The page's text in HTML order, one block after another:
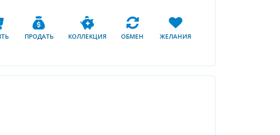
ПРОДАТЬ КОЛЛЕКЦИЯ ОБМЕН ЖЕЛАНИЯ